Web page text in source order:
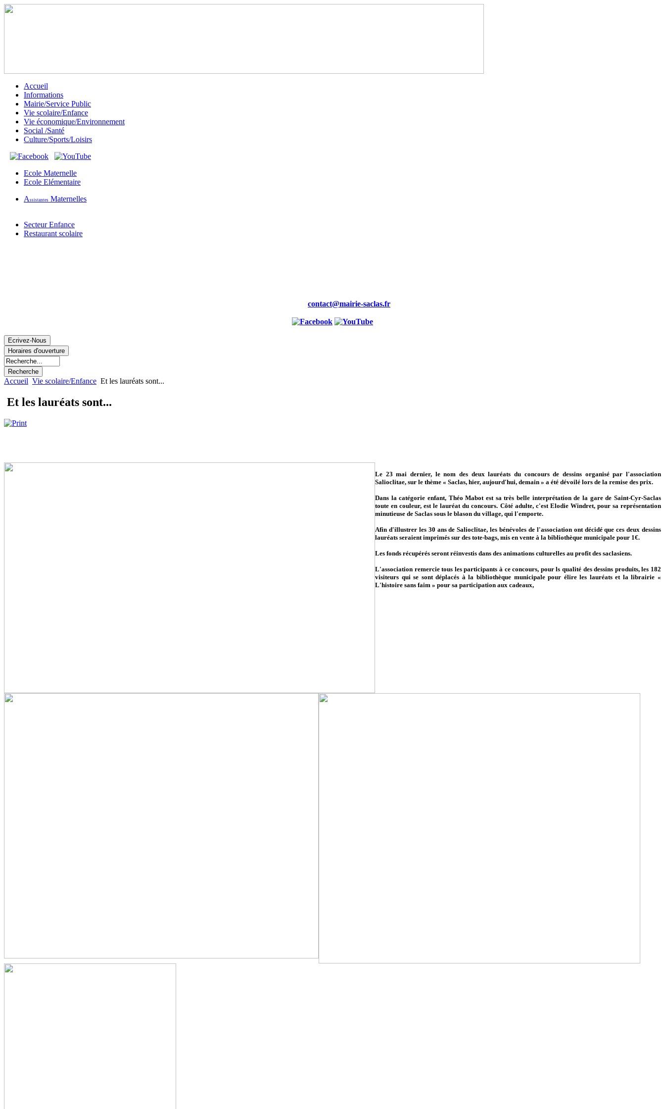
Accueil
Informations
Mairie/Service Public
Vie scolaire/Enfance
Vie économique/Environnement
Social /Santé
Culture/Sports/Loisirs
Ecole Maternelle
Ecole Elémentaire
A ssistantes Maternelles
Secteur Enfance
Restaurant scolaire
contact@mairie-saclas.fr
Accueil Vie scolaire/Enfance Et les lauréats sont...
Et les lauréats sont...
Le 23 mai dernier, le nom des deux lauréats du concours de dessins organisé par l'association
Salioclitae, sur le thème « Saclas, hier, aujourd'hui, demain » a été dévoilé lors de la remise des prix.
Dans la catégorie enfant, Théo Mabot est sa très belle interprétation de la gare de Saint-Cyr-Saclas
toute en couleur, est le lauréat du concours. Côté adulte, c'est Elodie Windret, pour sa représentation
minutieuse de Saclas sous le blason du village, qui l'emporte.
Afin d'illustrer les 30 ans de Salioclitae, les bénévoles de l'association ont décidé que ces deux dessins
lauréats seraient imprimés sur des tote-bags, mis en vente à la bibliothèque municipale pour 1€.
Les fonds récupérés seront réinvestis dans des animations culturelles au profit des saclasiens.
L'association remercie tous les participants à ce concours, pour ls qualité des dessins produits, les 182
visiteurs qui se sont déplacés à la bibliothèque municipale pour élire les lauréats et la librairie «
L'histoire sans faim » pour sa participation aux cadeaux,